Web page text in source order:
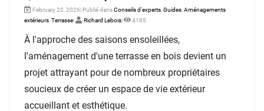
February 20, 2026| Publié dansConseils d'experts,Guides,Aménagements
extérieurs,Terrasse| Richard Lebois| 4185
À l'approche des saisons ensoleillées,
l'aménagement d'une terrasse en bois devient un
projet attrayant pour de nombreux propriétaires
soucieux de créer un espace de vie extérieur
accueillant et esthétique.